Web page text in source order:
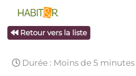
Retour vers la liste
Durée : Moins de 5 minutes